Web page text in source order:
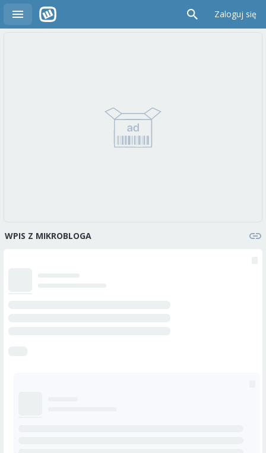
Zaloguj się
WPIS Z MIKROBLOGA